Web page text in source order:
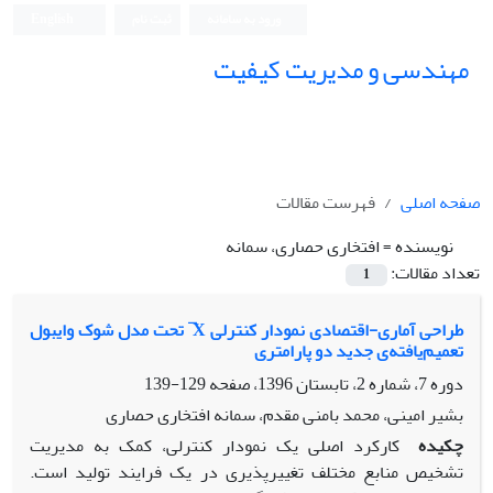
مهندسی و مدیریت کیفیت
صفحه اصلی
فهرست مقالات
نویسنده =افتخاری حصاری، سمانه
تعداد مقالات:
1
طراحی آماری-اقتصادی نمودار کنترلی X ̅ تحت مدل شوک وایبول
تعمیم‌یافته‌ی جدید دو پارامتری
دوره 7، شماره 2، تابستان 1396، صفحه
129-139
بشیر امینی، محمد بامنی مقدم، سمانه افتخاری حصاری
چکیده کارکرد اصلی یک نمودار کنترلی، کمک به مدیریت
تشخیص منابع مختلف تغییرپذیری در یک فرایند تولید است.